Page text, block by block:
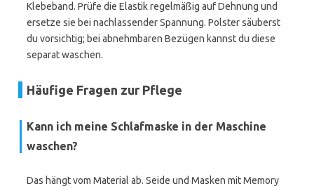
Klebeband. Prüfe die Elastik regelmäßig auf Dehnung und
ersetze sie bei nachlassender Spannung. Polster säuberst
du vorsichtig; bei abnehmbaren Bezügen kannst du diese
separat waschen.
Häufige Fragen zur Pflege
Kann ich meine Schlafmaske in der Maschine
waschen?
Das hängt vom Material ab. Seide und Masken mit Memory